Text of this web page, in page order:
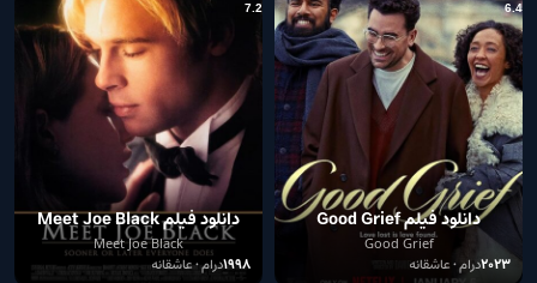
6.4
دانلود فیلم Good Grief
Good Grief
2023درام • عاشقانه
7.2
دانلود فیلم Meet Joe Black
Meet Joe Black
1998درام • عاشقانه